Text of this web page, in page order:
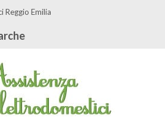
Reggio Emilia